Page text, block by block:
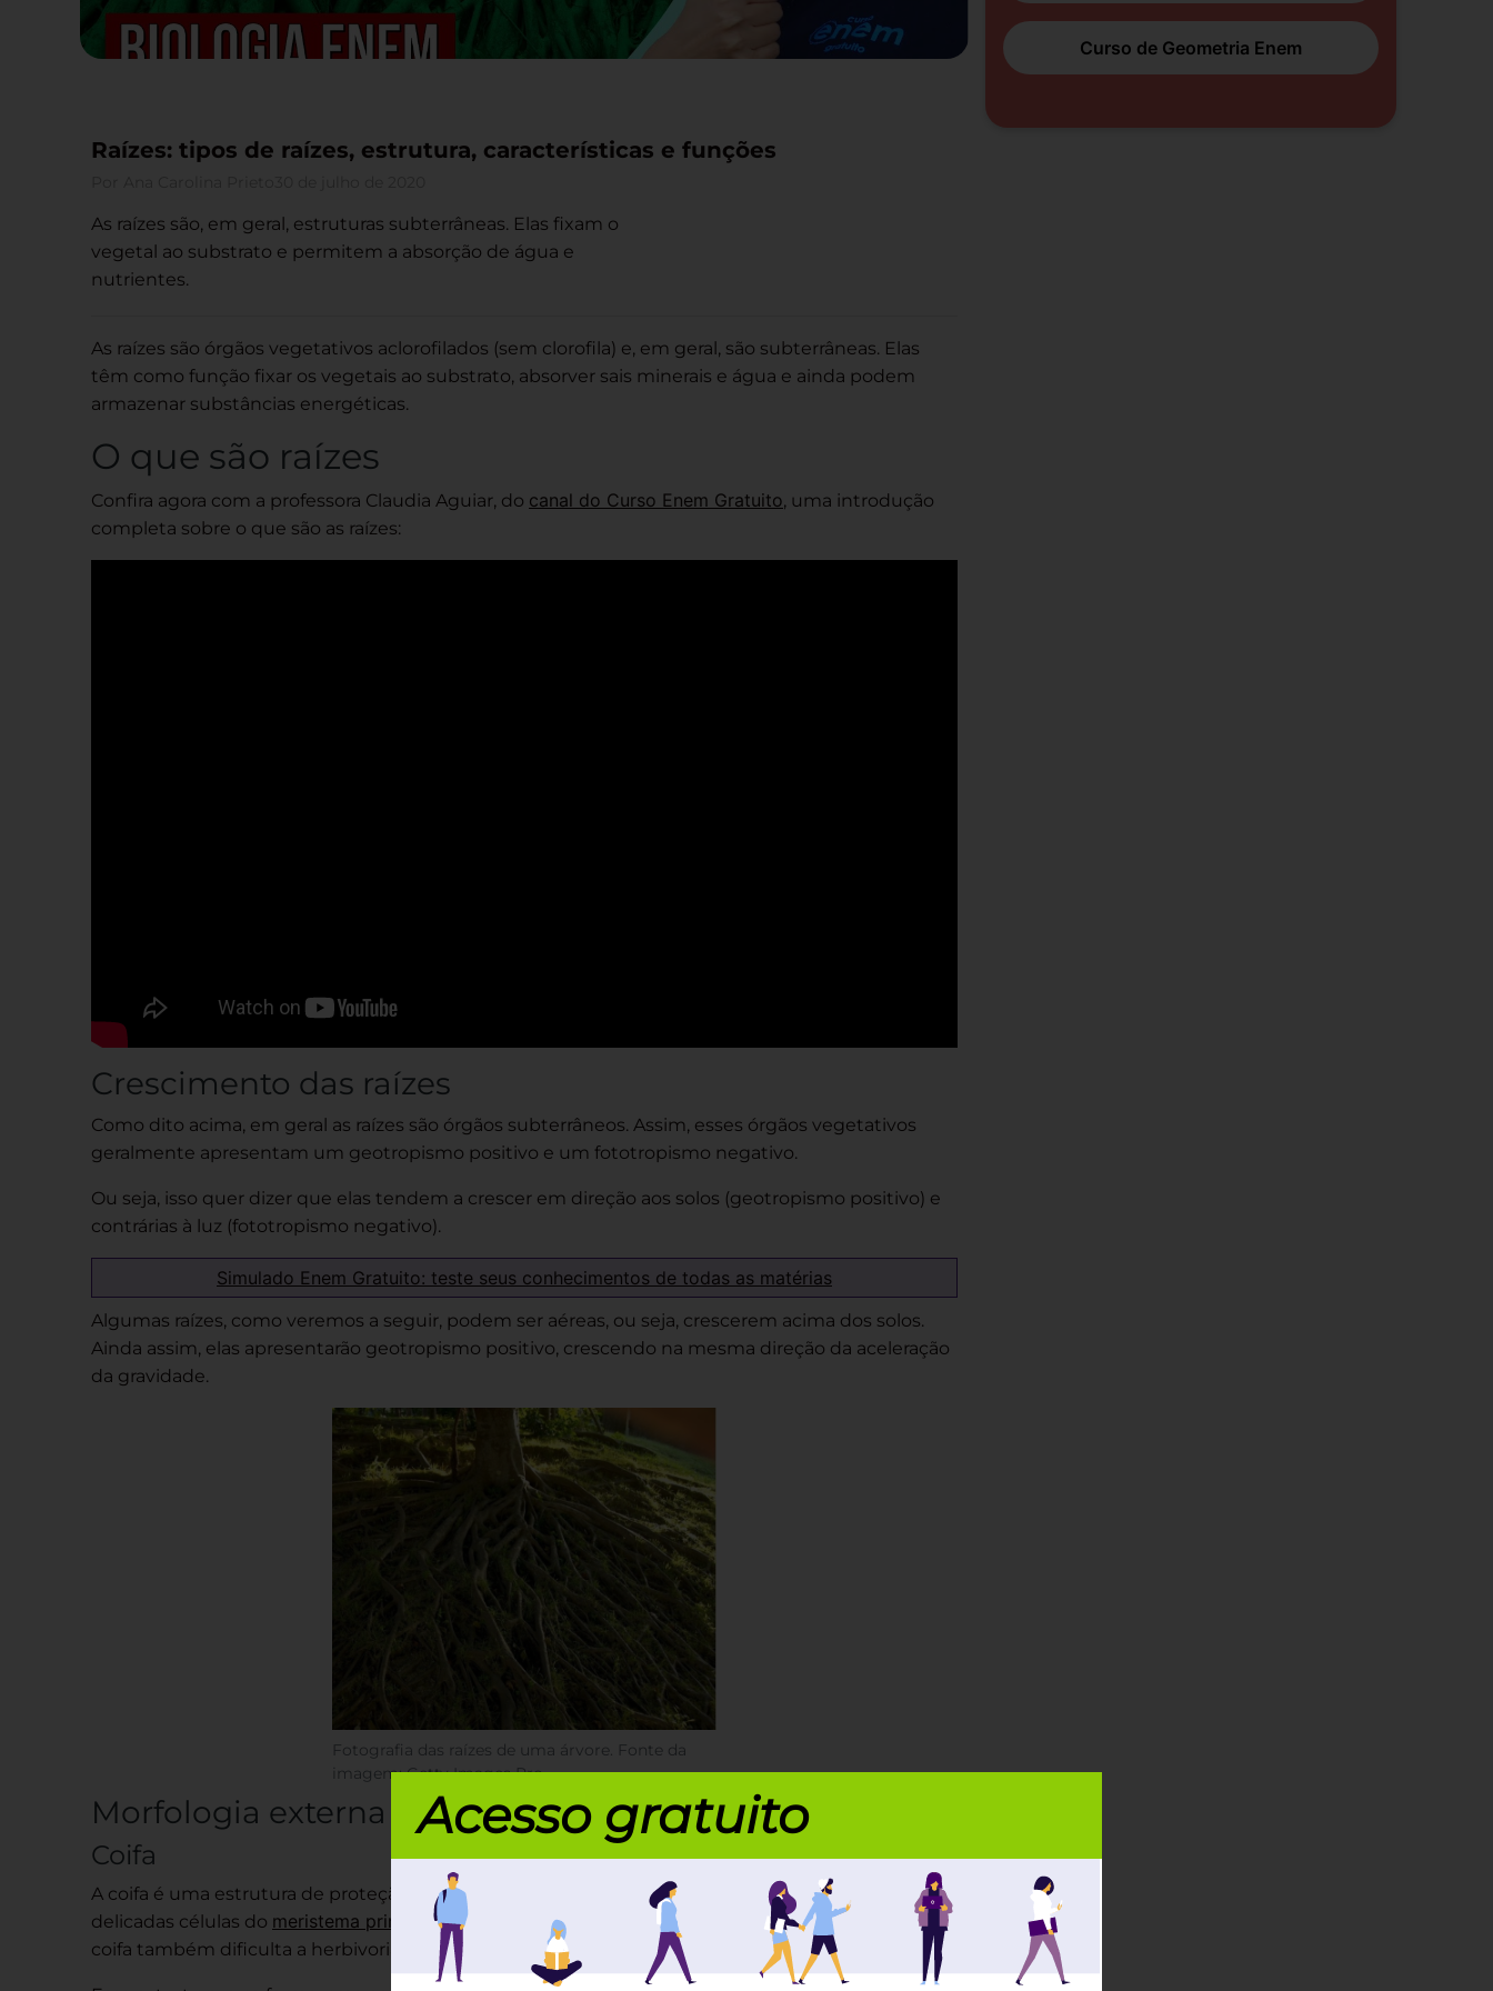
Raízes: tipos de raízes, estrutura, características e funções
As raízes são, em geral, estruturas subterrâneas. Elas fixam o
vegetal ao substrato e permitem a absorção de água e
nutrientes.
As raízes são órgãos vegetativos aclorofilados (sem clorofila) e, em geral, são subterrâneas. Elas
têm como função fixar os vegetais ao substrato, absorver sais minerais e água e ainda podem
armazenar substâncias energéticas.
O que são raízes
Confira agora com a professora Claudia Aguiar, do canal do Curso Enem Gratuito, uma introdução
completa sobre o que são as raízes:
Crescimento das raízes
Como dito acima, em geral as raízes são órgãos subterrâneos. Assim, esses órgãos vegetativos
geralmente apresentam um geotropismo positivo e um fototropismo negativo.
Ou seja, isso quer dizer que elas tendem a crescer em direção aos solos (geotropismo positivo) e
contrárias à luz (fototropismo negativo).
Simulado Enem Gratuito: teste seus conhecimentos de todas as matérias
Algumas raízes, como veremos a seguir, podem ser aéreas, ou seja, crescerem acima dos solos.
Ainda assim, elas apresentarão geotropismo positivo, crescendo na mesma direção da aceleração
da gravidade.
Fotografia das raízes de uma árvore. Fonte da
imagem: Getty Images Pro.
Morfologia externa
Coifa
A coifa é uma estrutura de proteção encontrada na extremidade das raízes. Ela impede que as
delicadas células do meristema primáriosejam lesionadas ao se atritarem com o solo. Além disso, a
coifa também dificulta a herbivoria e a ação de microrganismos.
Curso de Geometria Enem
Acesso gratuito